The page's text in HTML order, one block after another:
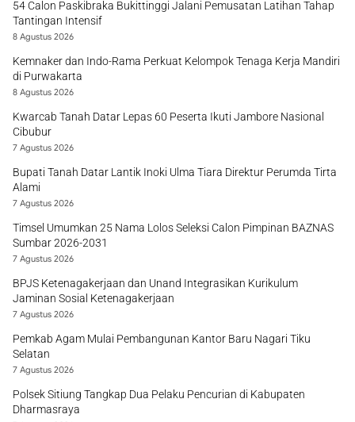
54 Calon Paskibraka Bukittinggi Jalani Pemusatan Latihan Tahap
Tantingan Intensif
8 Agustus 2026
Kemnaker dan Indo-Rama Perkuat Kelompok Tenaga Kerja Mandiri
di Purwakarta
8 Agustus 2026
Kwarcab Tanah Datar Lepas 60 Peserta Ikuti Jambore Nasional
Cibubur
7 Agustus 2026
Bupati Tanah Datar Lantik Inoki Ulma Tiara Direktur Perumda Tirta
Alami
7 Agustus 2026
Timsel Umumkan 25 Nama Lolos Seleksi Calon Pimpinan BAZNAS
Sumbar 2026-2031
7 Agustus 2026
BPJS Ketenagakerjaan dan Unand Integrasikan Kurikulum
Jaminan Sosial Ketenagakerjaan
7 Agustus 2026
Pemkab Agam Mulai Pembangunan Kantor Baru Nagari Tiku
Selatan
7 Agustus 2026
Polsek Sitiung Tangkap Dua Pelaku Pencurian di Kabupaten
Dharmasraya